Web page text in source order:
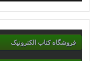
فروشگاه کتاب الکترونیک